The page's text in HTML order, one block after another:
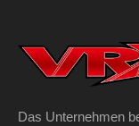
Das Unternehmen